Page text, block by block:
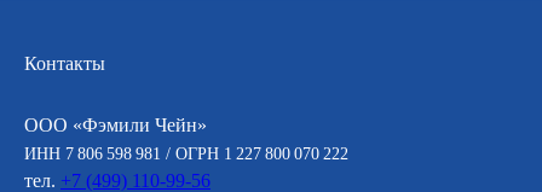
Контакты
ООО «Фэмили Чейн»
ИНН 7 806 598 981 / ОГРН 1 227 800 070 222
тел. +7 (499) 110-99-56